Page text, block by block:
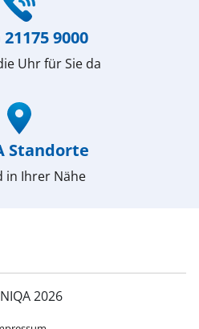
21175 9000
Uhr für Sie da
Standorte
in Ihrer Nähe
2026